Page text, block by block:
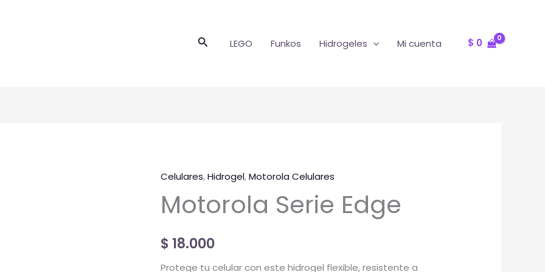
BuscarLEGO Funkos Hidrogeles Mi cuenta $ 0
Celulares,Hidrogel,Motorola Celulares
Motorola Serie Edge
$ 18.000
Protege tu celular con este hidrogel flexible, resistente a
Motorola
Serie
Edge